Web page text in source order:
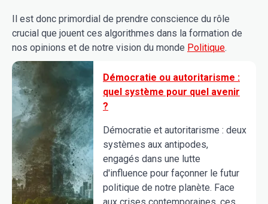
Il est donc primordial de prendre conscience du rôle
crucial que jouent ces algorithmes dans la formation de
nos opinions et de notre vision du monde Politique.
Démocratie ou autoritarisme :
quel système pour quel avenir
?
Démocratie et autoritarisme : deux
systèmes aux antipodes,
engagés dans une lutte
d'influence pour façonner le futur
politique de notre planète. Face